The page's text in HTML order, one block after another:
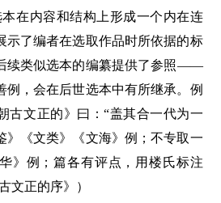
在内容和结构上形成一个内在连
示了编者在选取作品时所依据的标
续类似选本的编纂提供了参照——
例，会在后世选本中有所继承。例
古文正的》曰：“盖其合一代为一
》《文类》《文海》例；不专取一
》例；篇各有评点，用楼氏标注
文正的序》）